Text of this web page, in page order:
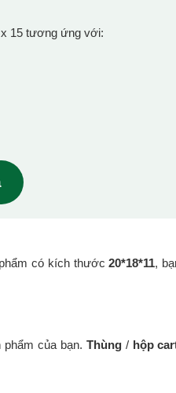
15 tương ứng với:
có kích thước20*18*11,
của bạn. Thùng /hộp